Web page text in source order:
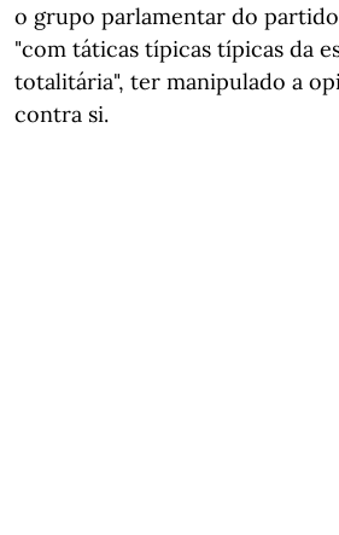
o grupo parlamentar do
"com táticas típicas típicas da
totalitária", ter manipulado a
contra si.